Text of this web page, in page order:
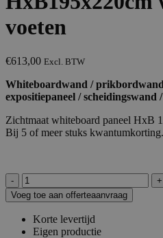
voeten
€613,00 Excl. BTW
Whiteboardwand /
expositiepaneel /
Zichtmaat whiteboard paneel HxB
Bij 5 of meer stuks kwantumkorting.
Whiteboardwand
HxB195x220cm
wit
1-
zijdig
Voeg toe aan offerteaanvraag
Korte levertijd
Eigen productie